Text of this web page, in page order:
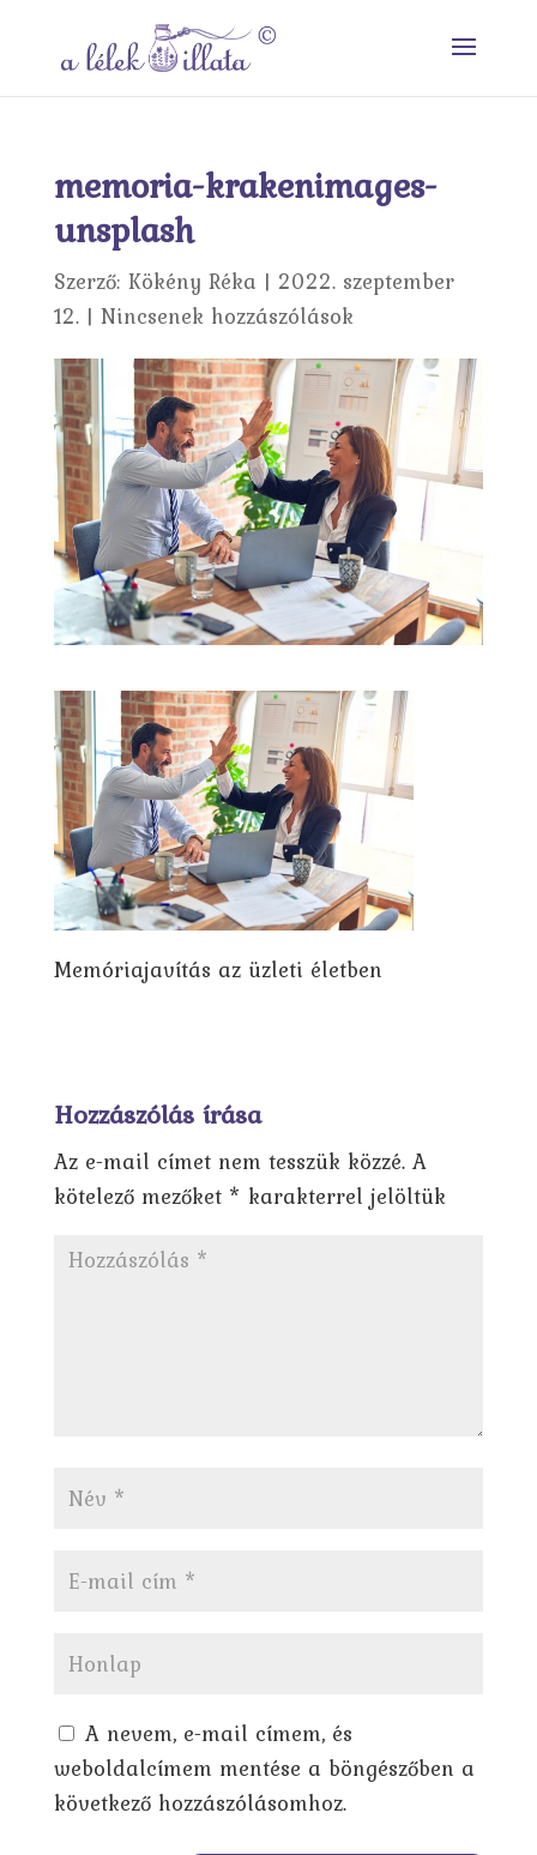
memoria-krakenimages-
unsplash
Szerző: Kökény Réka | 2022. szeptember
12.| Nincsenek hozzászólások
Memóriajavítás az üzleti életben
Hozzászólás írása
Az e-mail címet nem tesszük közzé. A
kötelező mezőket * karakterrel jelöltük
A nevem, e-mail címem, és
weboldalcímem mentése a böngészőben a
következő hozzászólásomhoz.